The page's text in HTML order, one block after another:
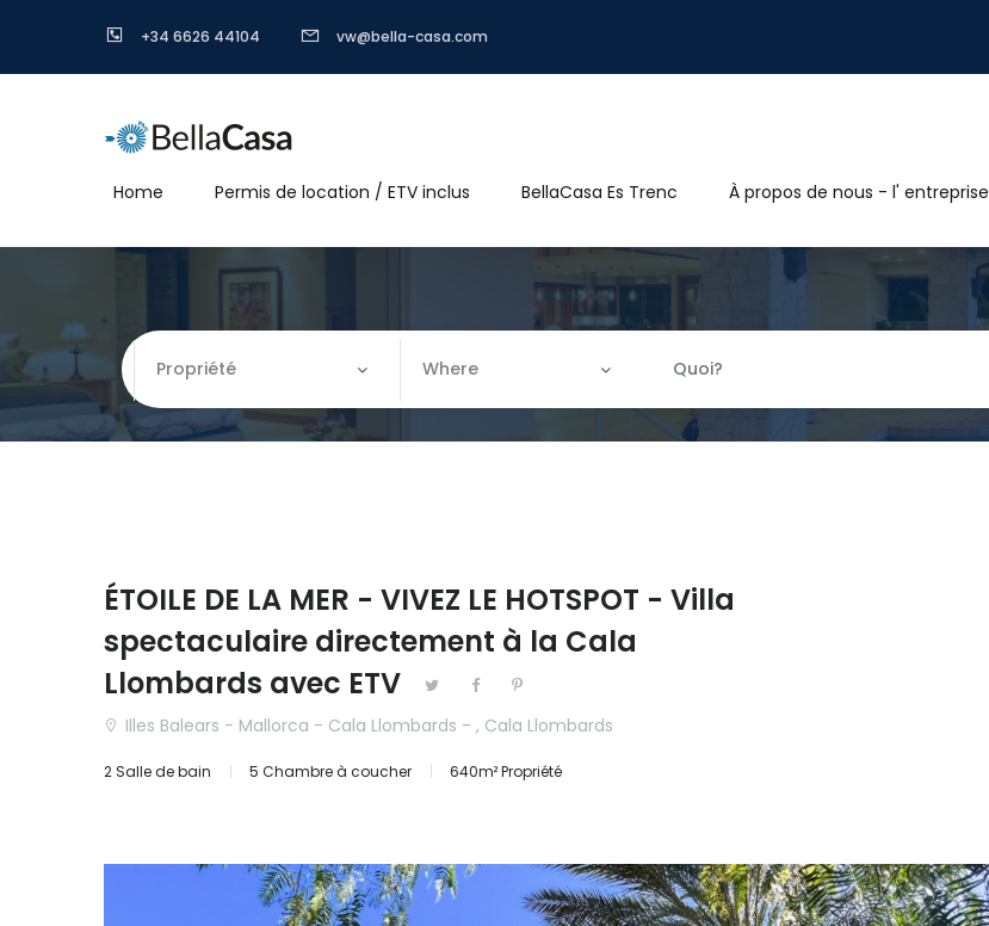
+34 6626 44104 vw@bella-casa.com
Home Permis de location / ETV inclus BellaCasa Es Trenc À propos de nous - l' entreprise
Propriété
Propriété
Commerciale
Hôtel
Investissement
Maison mitoyenne
Where
|-Málaga
|-Huesca
Cantabria
|-Ávila
ÉTOILE DE LA MER - VIVEZ LE HOTSPOT - Villa
spectaculaire directement à la Cala
Llombards avec ETV
Illes Balears - Mallorca - Cala Llombards - , Cala Llombards
2 Salle de bain 5 Chambre à coucher 640m² Propriété